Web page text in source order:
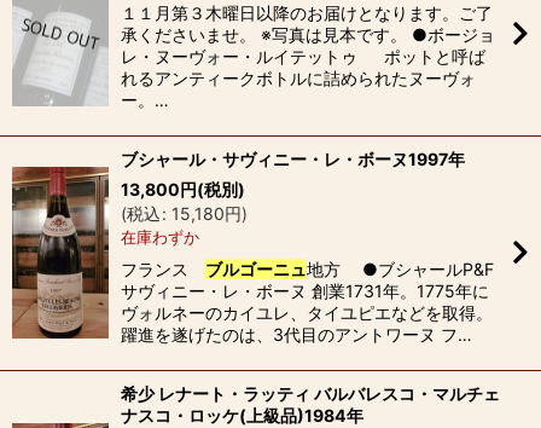
１１月第３木曜日以降のお届けとなります。ご了
承くださいませ。 ※写真は見本です。 ●ボージョ
レ・ヌーヴォー・ルイテットゥ ポットと呼ば
れるアンティークボトルに詰められたヌーヴォ
ー。…
ブシャール・サヴィニー・レ・ボーヌ1997年
13,800円(税別)
(税込: 15,180円)
在庫わずか
フランス ブルゴーニュ地方 ●ブシャールP&F
サヴィニー・レ・ボーヌ 創業1731年。1775年に
ヴォルネーのカイユレ、タイユピエなどを取得。
躍進を遂げたのは、3代目のアントワーヌ フ…
希少 レナート・ラッティ バルバレスコ・マルチェ
ナスコ・ロッケ(上級品)1984年